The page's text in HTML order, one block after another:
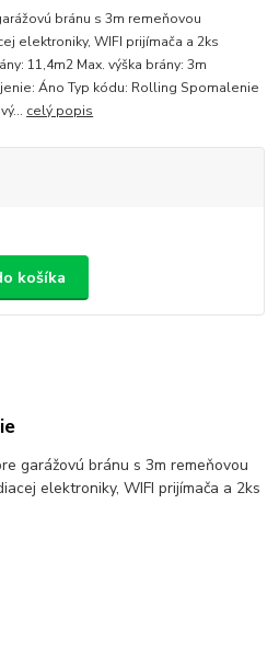
bránu s 3m remeňovou
elektroniky, WIFI prijímača a 2ks
11,4m2 Max. výška brány: 3m
Áno Typ kódu: Rolling Spomalenie
celý popis
košíka
garážovú bránu s 3m remeňovou
elektroniky, WIFI prijímača a 2ks